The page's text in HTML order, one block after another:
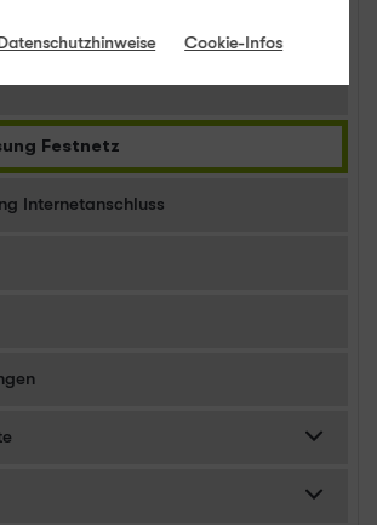
Festnetz
Internetanschluss
Cookie-Infos